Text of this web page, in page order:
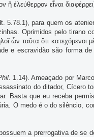
ἢ ἐλεύθερϱον εἶναι
5.78.1), para quem os
Oprimidos pelo tirano
ὦν ταῦτα ὅτι κατεχόμενοι
e escravidão são forma
1.14). Ameaçado por
do ditador, Cícero
Basta que eu receba
O medo é o do silêncio,
a prerrogativa de